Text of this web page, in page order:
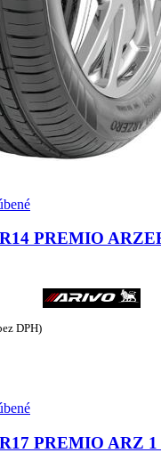
PREMIO
DPH)
PREMIO ARZ